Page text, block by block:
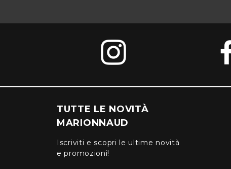
TUTTE LE NOVITÀ
MARIONNAUD
Iscriviti e scopri le ultime novità
e promozioni!